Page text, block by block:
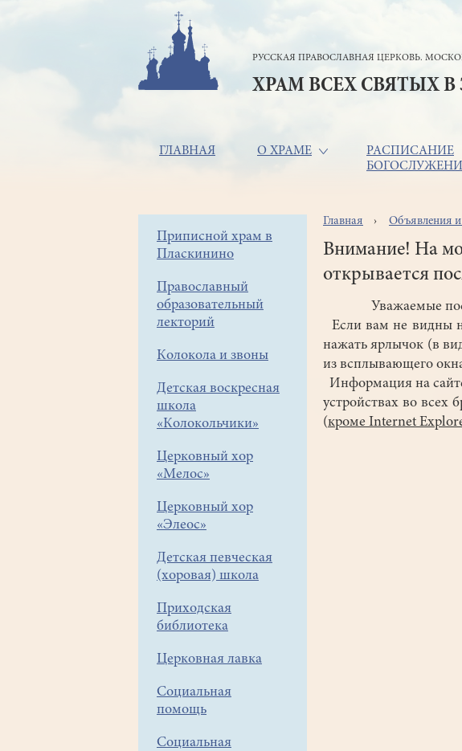
РУССКАЯ ПРАВОСЛАВНАЯ ЦЕРКОВЬ.
ХРАМ ВСЕХ СВЯТЫХ
Основная
ГЛАВНАЯ О ХРАМЕ
РАСПИСАНИЕ
Боковое
меню
Приписной храм в
Пласкинино
Православный
образовательный
лекторий
Колокола и звоны
Детская воскресная
школа
«Колокольчики»
Церковный хор
«Мелос»
Церковный хор
«Элеос»
Детская певческая
(хоровая) школа
Приходская
библиотека
Церковная лавка
Социальная
помощь
Социальная
Строка
навигации
Главная Объявления
Внимание! На
открывается
Уважаемые
Если вам не видны
нажать ярлычок (в
из всплывающего
Информация на
устройствах во всех
(кроме Internet